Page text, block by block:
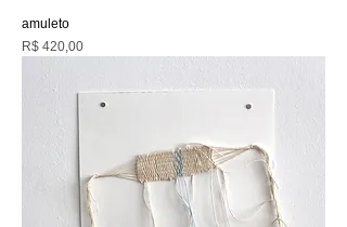
amuleto
Preço
R$ 420,00